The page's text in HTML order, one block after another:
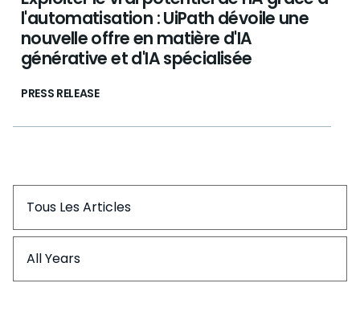
l'automatisation : UiPath dévoile une
nouvelle offre en matière d'IA
générative et d'IA spécialisée
PRESS RELEASE
Tous Les Articles
All Years